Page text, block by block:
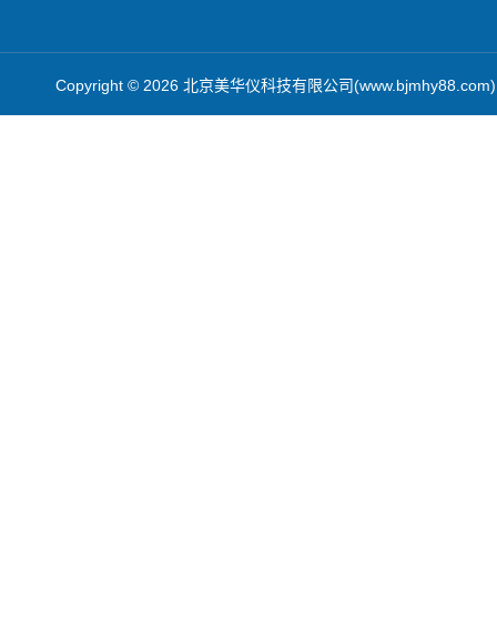
Copyright © 2026 北京美华仪科技有限公司